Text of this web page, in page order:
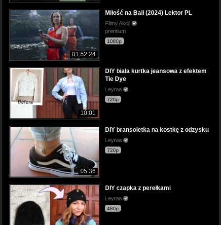
01:52:24
Miłość na Bali (2024) Lektor PL
Filmy Akcji
premium
1080p
10:01
DIY biała kurtka jeansowa z efektem
Tie Dye
Leyraa
720p
05:36
DIY bransoletka na kostkę z odzysku
Leyraa
720p
DIY czapka z perełkami
Leyraa
480p